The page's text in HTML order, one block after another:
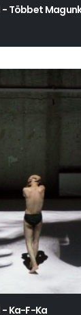
Többet
Ka-F-Ka